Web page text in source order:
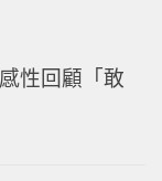
性回顧「敢